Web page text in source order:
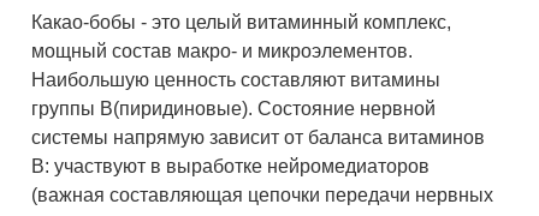
Какао-бобы - это целый витаминный комплекс,
мощный состав макро- и микроэлементов.
Наибольшую ценность составляют витамины
группы B(пиридиновые). Состояние нервной
системы напрямую зависит от баланса витаминов
B: участвуют в выработке нейромедиаторов
(важная составляющая цепочки передачи нервных